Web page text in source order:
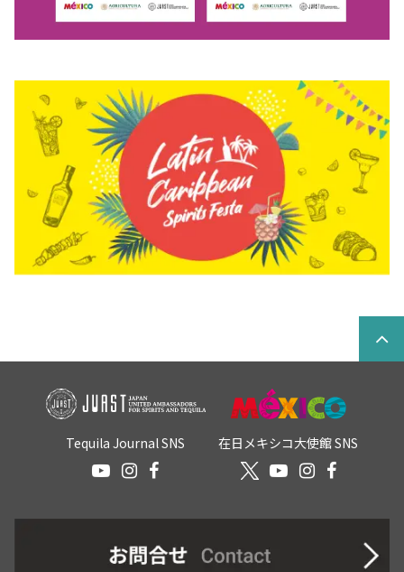
Tequila Journal SNS 在日メキシコ大使館 SNS